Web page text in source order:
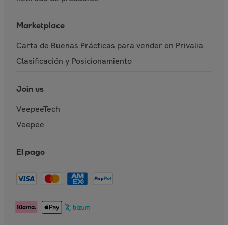
Marketplace
Carta de Buenas Prácticas para vender en Privalia
Clasificación y Posicionamiento
Join us
VeepeeTech
Veepee
El pago